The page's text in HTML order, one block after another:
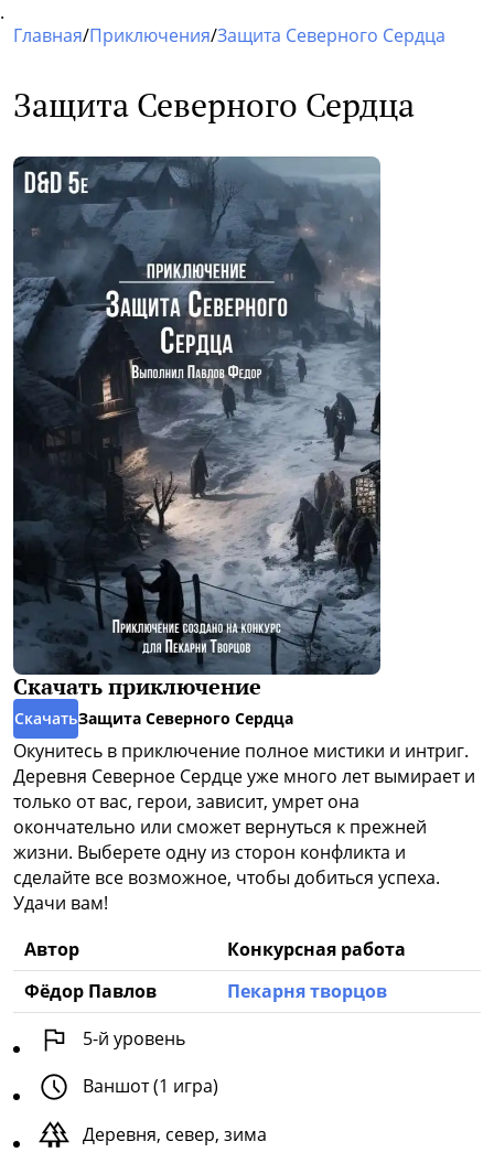
.
Главная/Приключения/Защита Северного Сердца
Защита Северного Сердца
Скачать приключение
СкачатьЗащита Северного Сердца
Окунитесь в приключение полное мистики и интриг.
Деревня Северное Сердце уже много лет вымирает и
только от вас, герои, зависит, умрет она
окончательно или сможет вернуться к прежней
жизни. Выберете одну из сторон конфликта и
сделайте все возможное, чтобы добиться успеха.
Удачи вам!
Автор
Конкурсная работа
Фёдор Павлов
Пекарня творцов
5-й уровень
Ваншот (1 игра)
Деревня, север, зима